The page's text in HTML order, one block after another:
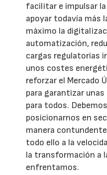
facilitar e impulsar
apoyar todavía más
máximo la
automatización,
cargas regulatorias
unos costes
reforzar el Mercado
para garantizar unas
para todos.
posicionarnos en
manera
todo ello a la
la transformación a
enfrentamos.